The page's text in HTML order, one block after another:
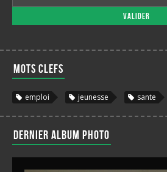
Valider
Mots clefs
emploi jeunesse sante
Dernier album photo